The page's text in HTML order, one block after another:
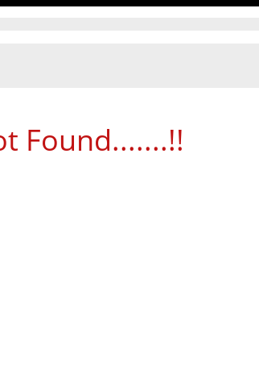
Found.......!!